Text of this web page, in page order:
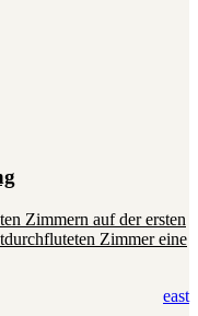
Zimmern auf der ersten
Zimmer eine
east